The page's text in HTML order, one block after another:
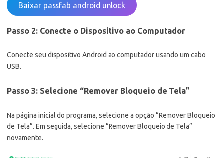
Baixar passfab android unlock
Passo 2: Conecte o Dispositivo ao Computador
Conecte seu dispositivo Android ao computador usando um cabo
USB.
Passo 3: Selecione “Remover Bloqueio de Tela”
Na página inicial do programa, selecione a opção “Remover Bloqueio
de Tela”. Em seguida, selecione “Remover Bloqueio de Tela”
novamente.